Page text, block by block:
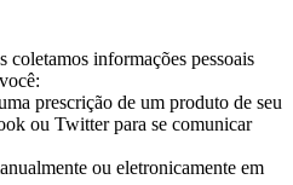
coletamos informações pessoais
prescrição de um produto de seu
ou Twitter para se comunicar
ou eletronicamente em